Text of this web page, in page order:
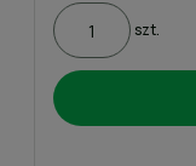
szt.